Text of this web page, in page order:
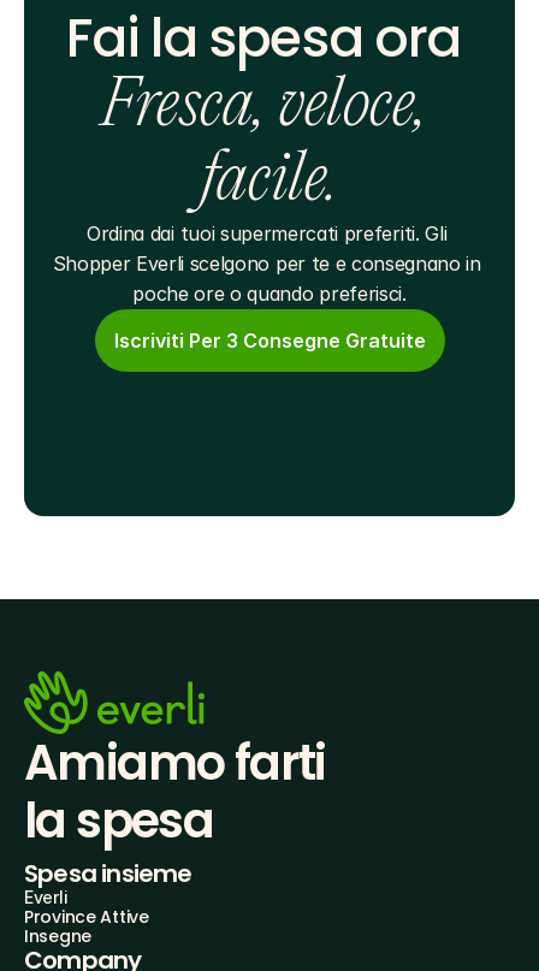
Fai la spesa ora
Fresca, veloce,
facile.
Ordina dai tuoi supermercati preferiti. Gli
Shopper Everli scelgono per te e consegnano in
poche ore o quando preferisci.
Iscriviti Per 3 Consegne Gratuite
Amiamo farti
la spesa
Spesa insieme
Everli
Province Attive
Insegne
Company